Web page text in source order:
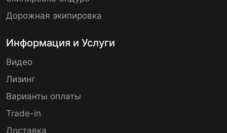
Дорожная экипировка
Информация и Услуги
Видео
Лизинг
Варианты оплаты
Trade-in
Доставка